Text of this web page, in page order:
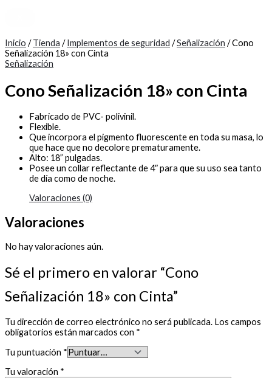
Inicio /Tienda /Implementos de seguridad /Señalización / Cono
Señalización 18» con Cinta
Señalización
Cono Señalización 18» con Cinta
Fabricado de PVC- polivinil.
Flexible.
Que incorpora el pigmento fluorescente en toda su masa, lo
que hace que no decolore prematuramente.
Alto: 18” pulgadas.
Posee un collar reflectante de 4″ para que su uso sea tanto
de día como de noche.
Valoraciones (0)
Valoraciones
No hay valoraciones aún.
Sé el primero en valorar “Cono
Señalización 18» con Cinta”
Tu dirección de correo electrónico no será publicada. Los campos
obligatorios están marcados con *
Tu puntuación *
Tu valoración *